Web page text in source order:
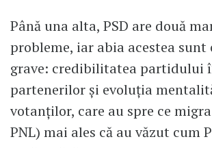
Până una alta, PSD are două
probleme, iar abia acestea sunt
grave: credibilitatea partidului
partenerilor și evoluția
votanților, care au spre ce
PNL) mai ales că au văzut cum